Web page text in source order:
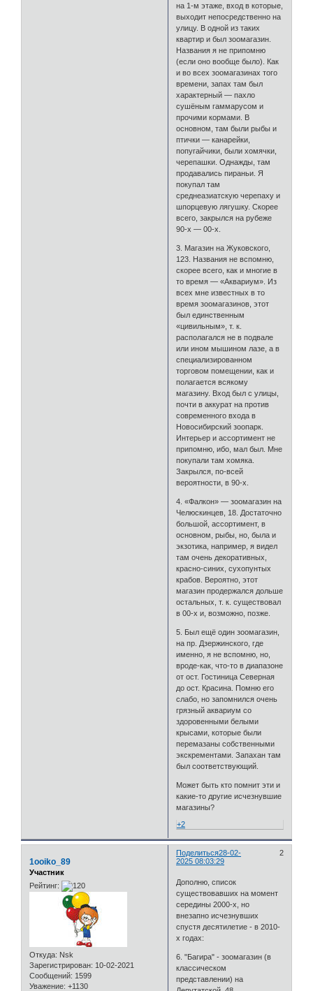
на 1-м этаже, вход в которые,
выходит непосредственно на
улицу. В одной из таких
квартир и был зоомагазин.
Названия я не припомню
(если оно вообще было). Как
и во всех зоомагазинах того
времени, запах там был
характерный — пахло
сушёным гаммарусом и
прочими кормами. В
основном, там были рыбы и
птички — канарейки,
попугайчики, были хомячки,
черепашки. Однажды, там
продавались пираньи. Я
покупал там
среднеазиатскую черепаху и
шпорцевую лягушку. Скорее
всего, закрылся на рубеже
90-х — 00-х.
3. Магазин на Жуковского,
123. Названия не вспомню,
скорее всего, как и многие в
то время — «Аквариум». Из
всех мне известных в то
время зоомагазинов, этот
был единственным
«цивильным», т. к.
располагался не в подвале
или ином мышином лазе, а в
специализированном
торговом помещении, как и
полагается всякому
магазину. Вход был с улицы,
почти в аккурат на против
современного входа в
Новосибирский зоопарк.
Интерьер и ассортимент не
припомню, ибо, мал был. Мне
покупали там хомяка.
Закрылся, по-всей
вероятности, в 90-х.
4. «Фалкон» — зоомагазин на
Челюскинцев, 18. Достаточно
большой, ассортимент, в
основном, рыбы, но, была и
экзотика, например, я видел
там очень декоративных,
красно-синих, сухопунтых
крабов. Вероятно, этот
магазин продержался дольше
остальных, т. к. существовал
в 00-х и, возможно, позже.
5. Был ещё один зоомагазин,
на пр. Дзержинского, где
именно, я не вспомню, но,
вроде-как, что-то в диапазоне
от ост. Гостиница Северная
до ост. Красина. Помню его
слабо, но запомнился очень
грязный аквариум со
здоровенными белыми
крысами, которые были
перемазаны собственными
экскрементами. Запахан там
был соответствующий.
Может быть кто помнит эти и
какие-то другие исчезнувшие
магазины?
+2
Поделиться 2
28-02-
2025 08:03:29
1ooiko_89
Участник
Рейтинг:
Откуда: Nsk
Зарегистрирован: 10-02-2021
Сообщений: 1599
Уважение: +1130
Дополню, список
существовавших на момент
середины 2000-х, но
внезапно исчезнувших
спустя десятилетие - в 2010-
х годах:
6. "Багира" - зоомагазин (в
классическом
представлении) на